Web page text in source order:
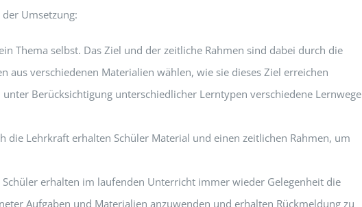
Umsetzung:
Thema selbst. Das Ziel und der zeitliche Rahmen sind dabei durch die
aus verschiedenen Materialien wählen, wie sie dieses Ziel erreichen
Berücksichtigung unterschiedlicher Lerntypen verschiedene Lernwege
die Lehrkraft erhalten Schüler Material und einen zeitlichen Rahmen, um
Schüler erhalten im laufenden Unterricht immer wieder Gelegenheit die
Aufgaben und Materialien anzuwenden und erhalten Rückmeldung zu